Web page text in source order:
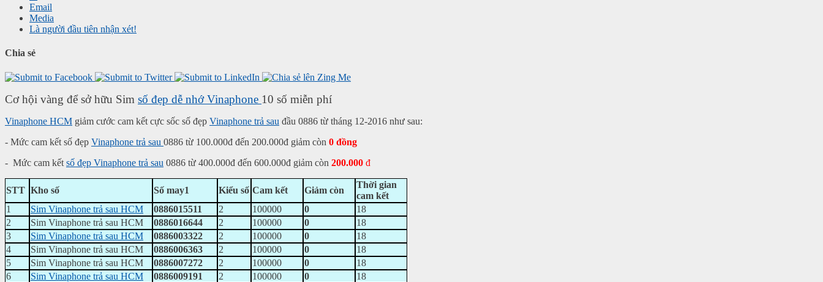
Email
Media
Là người đầu tiên nhận xét!
Chia sẻ
Cơ hội vàng để sở hữu Sim số đẹp dễ nhớVinaphone 10 số miễn phí
Vinaphone HCM giảm cước cam kết cực sốc số đẹp Vinaphone trả sau đầu 0886 từ tháng 12-2016 như sau:
- Mức cam kết số đẹp Vinaphone trả sau 0886 từ 100.000đ đến 200.000đ giảm còn 0 đồng
- Mức cam kết số đẹp Vinaphone trả sau 0886 từ 400.000đ đến 600.000đ giảm còn 200.000 đ
STT Kho số Số may1 Kiểu số Cam kết Giảm còn
Thời gian
cam kết
1
Sim Vinaphone trả sau HCM 0886015511 2 100000 0
18
2
Sim Vinaphone trả sau HCM 0886016644 2 100000 0
18
3
Sim Vinaphone trả sau HCM 0886003322 2 100000 0
18
4
Sim Vinaphone trả sau HCM 0886006363 2 100000 0
18
5
Sim Vinaphone trả sau HCM 0886007272 2 100000 0
18
6
Sim Vinaphone trả sau HCM 0886009191 2 100000 0
18